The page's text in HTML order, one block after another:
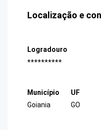
Localização e
Logradouro
**********
Município
Goiania
UF
GO